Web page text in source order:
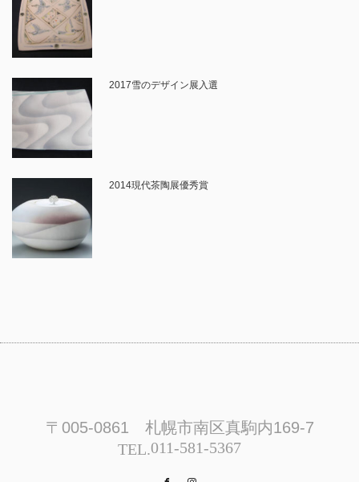
2017雪のデザイン展入選
2014現代茶陶展優秀賞
〒005-0861 札幌市南区真駒内169-7
TEL.011-581-5367